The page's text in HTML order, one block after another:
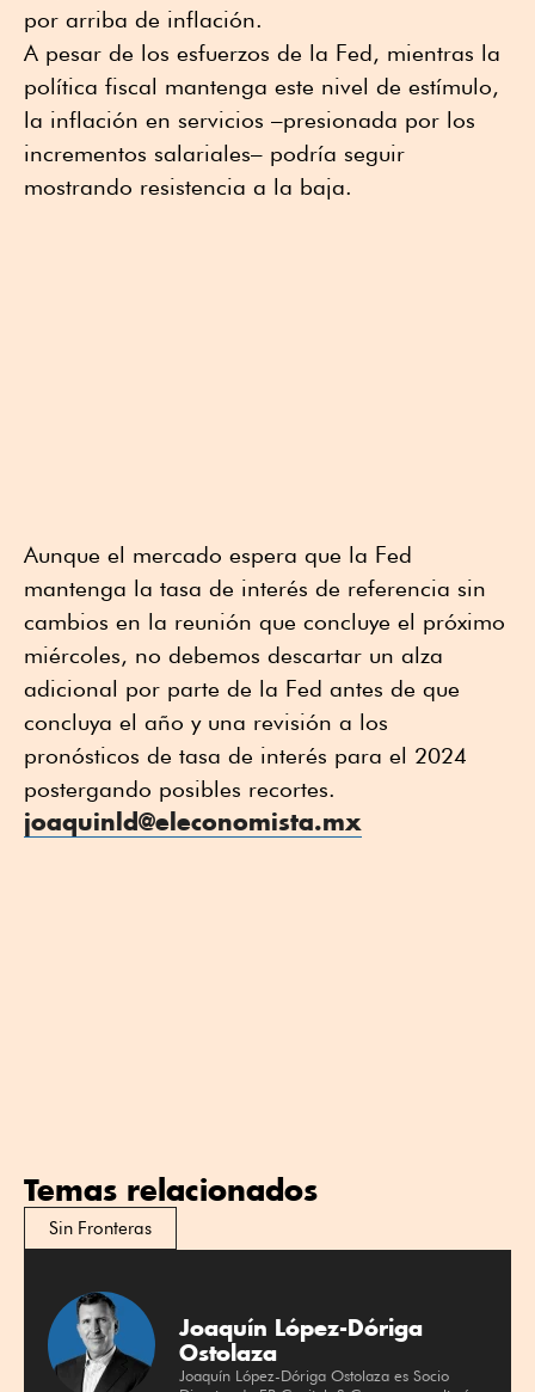
por arriba de inflación.
A pesar de los esfuerzos de la Fed, mientras la
política fiscal mantenga este nivel de estímulo,
la inflación en servicios –presionada por los
incrementos salariales– podría seguir
mostrando resistencia a la baja.
Aunque el mercado espera que la Fed
mantenga la tasa de interés de referencia sin
cambios en la reunión que concluye el próximo
miércoles, no debemos descartar un alza
adicional por parte de la Fed antes de que
concluya el año y una revisión a los
pronósticos de tasa de interés para el 2024
postergando posibles recortes.
joaquinld@eleconomista.mx
Temas relacionados
Sin Fronteras
Joaquín López-Dóriga
Ostolaza
Joaquín López-Dóriga Ostolaza es Socio